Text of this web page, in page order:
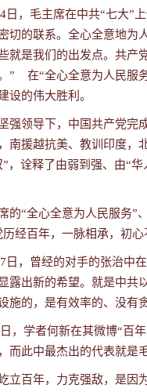
日，毛主席在中共“七大”
切的联系。全心全意地为
就是我们的出发点。共产
” 在“全心全意为人民服
设的伟大胜利。
强领导下，中国共产党完
南援越抗美、教训印度，
，诠释了由弱到强、由“
的“全心全意为人民服务”
历经百年，一脉相承，初
日，曾经的对手的张治中
露出新的希望。就是中共
施的，是有效率的、没有
，学者何新在其微博“百
而此中最杰出的代表就是
立百年，力克强敌，是因